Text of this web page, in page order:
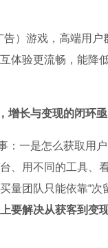
）游戏，高端用
体验更流畅，能降
长与变现的闭环亟
：一是怎么获取用
、用不同的工具、
团队只能依靠“次
要解决从获客到变